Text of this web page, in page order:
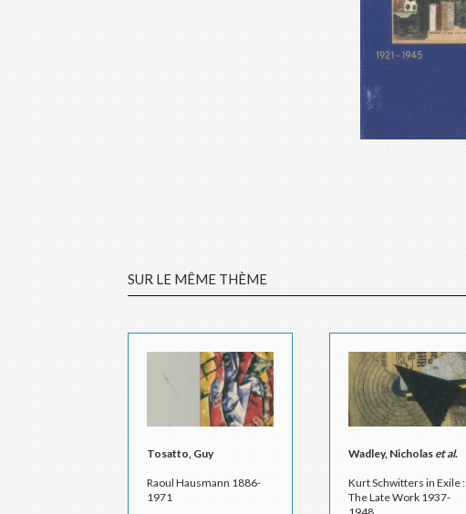
SUR LE MÊME THÈME
Tosatto, Guy
Raoul Hausmann 1886-
1971
Wadley, Nicholas et al.
Kurt Schwitters in Exile :
The Late Work 1937-